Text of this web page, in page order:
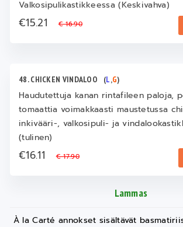
Valkosipulikastikkeessa (Keskivahva)
€15.21€ 16.90
48. CHICKEN VINDALOO (L,G)
Haudutettuja kanan rintafileen paloja,
tomaattia voimakkaasti maustetussa
inkivääri-, valkosipuli- ja
(tulinen)
€16.11€ 17.90
Lammas
À la Carté annokset sisältävät